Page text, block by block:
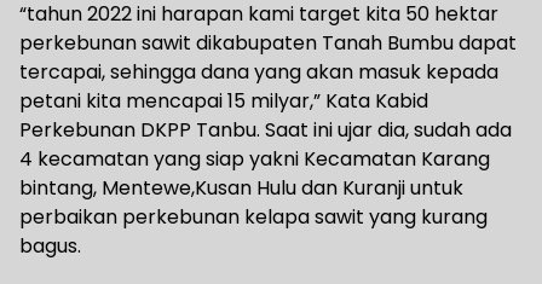
“tahun 2022 ini harapan kami target kita 50 hektar
perkebunan sawit dikabupaten Tanah Bumbu dapat
tercapai, sehingga dana yang akan masuk kepada
petani kita mencapai 15 milyar,” Kata Kabid
Perkebunan DKPP Tanbu. Saat ini ujar dia, sudah ada
4 kecamatan yang siap yakni Kecamatan Karang
bintang, Mentewe,Kusan Hulu dan Kuranji untuk
perbaikan perkebunan kelapa sawit yang kurang
bagus.